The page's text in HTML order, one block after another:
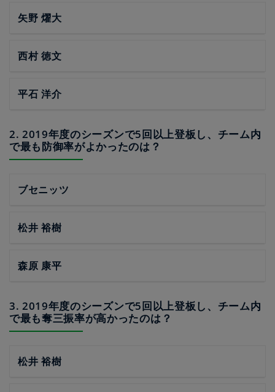
矢野 燿大
西村 徳文
平石 洋介
2. 2019年度のシーズンで5回以上登板し、チーム内
で最も防御率がよかったのは？
ブセニッツ
松井 裕樹
森原 康平
3. 2019年度のシーズンで5回以上登板し、チーム内
で最も奪三振率が高かったのは？
松井 裕樹